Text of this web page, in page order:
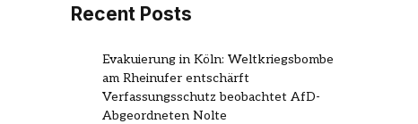
Recent Posts
Evakuierung in Köln: Weltkriegsbombe
am Rheinufer entschärft
Verfassungsschutz beobachtet AfD-
Abgeordneten Nolte